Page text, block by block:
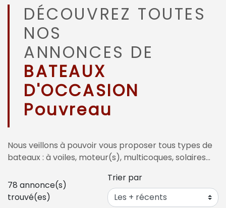
Bateaux d'occasions
L'agence
Contact
06 27 07 57 11
DÉCOUVREZ TOUTES
NOS
ANNONCES DE
BATEAUX
D'OCCASION
Pouvreau
Nous veillons à pouvoir vous proposer tous types de
bateaux : à voiles, moteur(s), multicoques, solaires…
78 annonce(s)
trouvé(es)
Trier par